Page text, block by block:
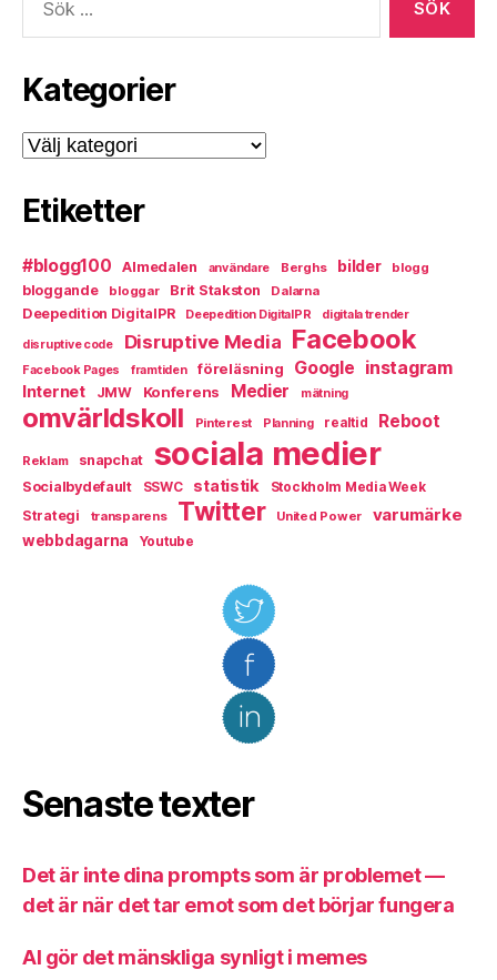
efter:
Kategorier
Kategorier
Etiketter
#blogg100 Almedalen användare Berghs bilder blogg
bloggande bloggar Brit Stakston Dalarna
Deepedition DigitalPR Deepedition DigitalPR digitala trender
disruptive code Disruptive Media Facebook
Facebook Pages framtiden föreläsning Google instagram
Internet JMW Konferens Medier mätning
omvärldskoll Pinterest Planning realtid Reboot
Reklam snapchat sociala medier
Socialbydefault SSWC statistik Stockholm Media Week
Strategi transparens Twitter United Power varumärke
webbdagarna Youtube
Senaste texter
Det är inte dina prompts som är problemet —
det är när det tar emot som det börjar fungera
AI gör det mänskliga synligt i memes